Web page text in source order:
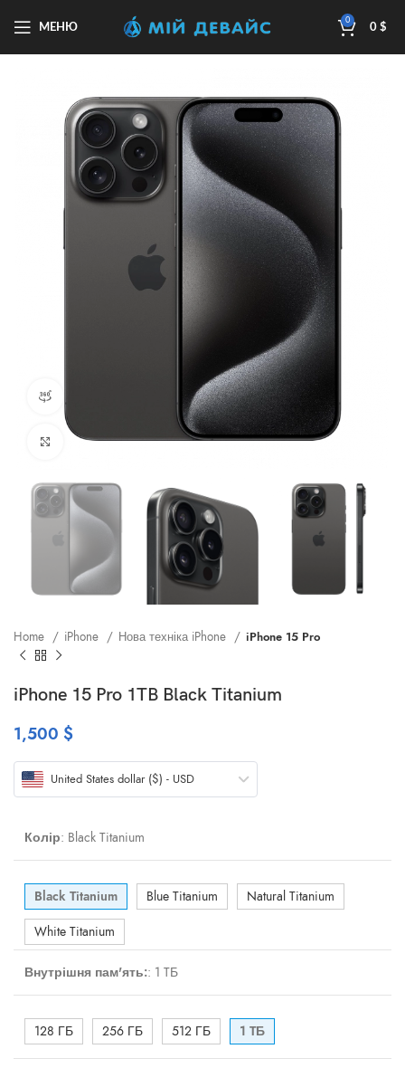
МЕНЮ
0
0 $
Перегляд продукту 360
Клацніть, щоб збільшити
Home iPhone Нова техніка iPhone iPhone 15 Pro
iPhone 15 Pro 1TB Black Titanium
1,500 $
United States dollar ($) - USD
Колір: Black Titanium
Black Titanium Blue Titanium Natural Titanium
White Titanium
Внутрішня пам'ять:: 1 TБ
128 ГБ 256 ГБ 512 ГБ 1 TБ